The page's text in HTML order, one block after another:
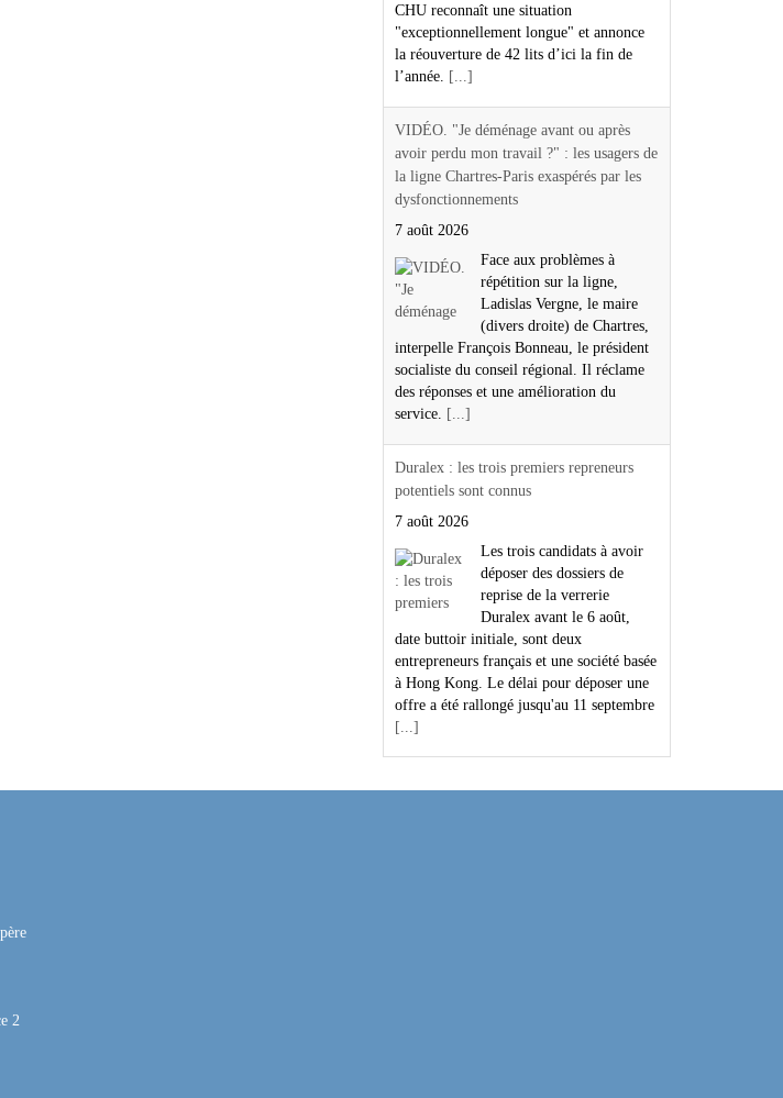
CHU reconnaît une situation
"exceptionnellement longue" et annonce
la réouverture de 42 lits d’ici la fin de
l’année.
[...]
VIDÉO. "Je déménage avant ou après
avoir perdu mon travail ?" : les usagers de
la ligne Chartres-Paris exaspérés par les
dysfonctionnements
7 août 2026
Face aux problèmes à
répétition sur la ligne,
Ladislas Vergne, le maire
(divers droite) de Chartres,
interpelle François Bonneau, le président
socialiste du conseil régional. Il réclame
des réponses et une amélioration du
service.
[...]
Duralex : les trois premiers repreneurs
potentiels sont connus
7 août 2026
Les trois candidats à avoir
déposer des dossiers de
reprise de la verrerie
Duralex avant le 6 août,
date buttoir initiale, sont deux
entrepreneurs français et une société basée
à Hong Kong. Le délai pour déposer une
offre a été rallongé jusqu'au 11 septembre
[...]
2